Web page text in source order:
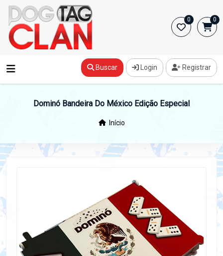
0 0
Buscar Login Registrar
Dominó Bandeira Do México Edição Especial
Início